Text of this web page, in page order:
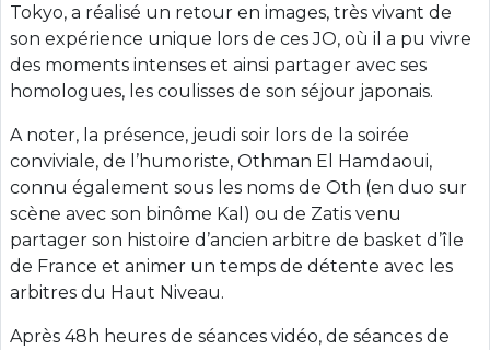
Tokyo, a réalisé un retour en images, très vivant de
son expérience unique lors de ces JO, où il a pu vivre
des moments intenses et ainsi partager avec ses
homologues, les coulisses de son séjour japonais.
A noter, la présence, jeudi soir lors de la soirée
conviviale, de l’humoriste, Othman El Hamdaoui,
connu également sous les noms de Oth (en duo sur
scène avec son binôme Kal) ou de Zatis venu
partager son histoire d’ancien arbitre de basket d’île
de France et animer un temps de détente avec les
arbitres du Haut Niveau.
Après 48h heures de séances vidéo, de séances de